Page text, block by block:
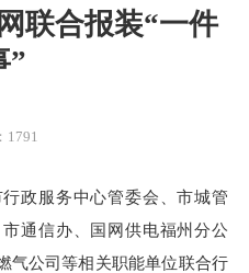
联合报装“一件
”
1791
政服务中心管委会、市城管
通信办、国网供电福州分公
气公司等相关职能单位联合行